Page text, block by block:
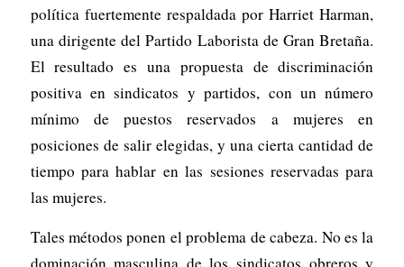
política fuertemente respaldada por Harriet Harman,
una dirigente del Partido Laborista de Gran Bretaña.
El resultado es una propuesta de discriminación
positiva en sindicatos y partidos, con un número
mínimo de puestos reservados a mujeres en
posiciones de salir elegidas, y una cierta cantidad de
tiempo para hablar en las sesiones reservadas para
las mujeres.
Tales métodos ponen el problema de cabeza. No es la
dominación masculina de los sindicatos obreros y